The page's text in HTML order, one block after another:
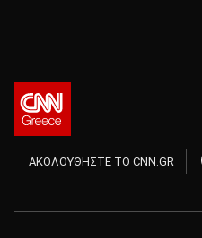
ΑΚΟΛΟΥΘΗΣΤΕ ΤΟ CNN.GR